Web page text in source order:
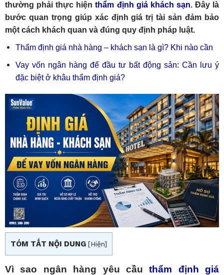
thường phải thực hiệnthẩm định giá khách sạn. Đây là
bước quan trọng giúp xác định giá trị tài sản đảm bảo
một cách khách quan và đúng quy định pháp luật.
Thẩm định giá nhà hàng – khách sạn là gì? Khi nào cần
Vay vốn ngân hàng để đầu tư bất động sản: Cần lưu ý
đặc biệt ở khâu thẩm định giá?
TÓM TẮT NỘI DUNG [Hiện]
Vì sao ngân hàng yêu cầuthẩm định giá